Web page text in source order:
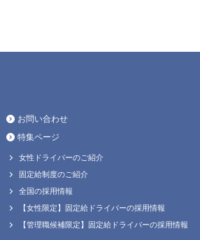
お問い合わせ
特集ページ
女性ドライバーのご紹介
固定給制度のご紹介
全国の採用情報
【女性限定】固定給ドライバーの採用情報
【管理職候補限定】固定給ドライバーの採用情報